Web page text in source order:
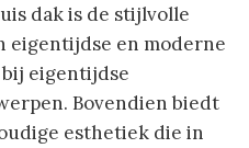
dak is de stijlvolle
eigentijdse en moderne
eigentijdse
Bovendien biedt
esthetiek die in